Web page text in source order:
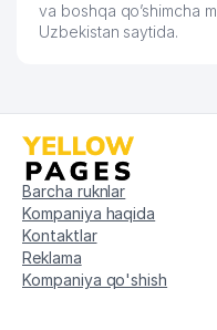
va boshqa qo’shimcha
Uzbekistan saytida.
Barcha ruknlar
Kompaniya haqida
Kontaktlar
Reklama
Kompaniya qo'shish